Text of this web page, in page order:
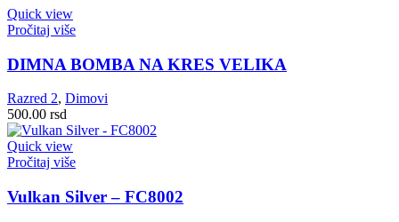
Quick view
Pročitaj više
DIMNA BOMBA NA KRES VELIKA
Razred 2, Dimovi
500.00 rsd
Quick view
Pročitaj više
Vulkan Silver – FC8002